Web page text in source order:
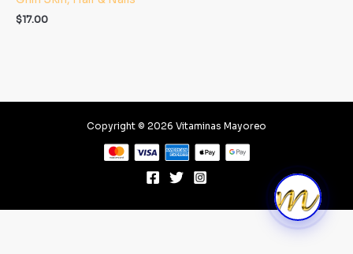
$17.00
Copyright © 2026 Vitaminas Mayoreo